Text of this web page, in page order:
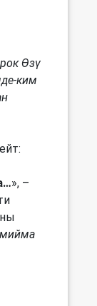
Өзү
ким
», –